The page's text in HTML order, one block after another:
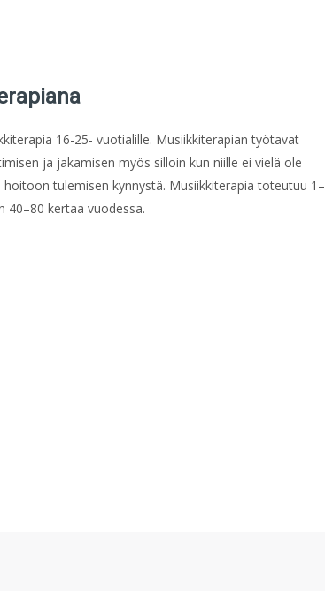
16-25- vuotialille. Musiikkiterapian työtavat
ja jakamisen myös silloin kun niille ei vielä ole
tulemisen kynnystä. Musiikkiterapia toteutuu 1–
40–80 kertaa vuodessa.